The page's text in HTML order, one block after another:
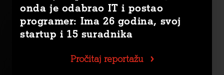
onda je odabrao IT i postao
programer: Ima 26 godina, svoj
startup i 15 suradnika
Pročitaj reportažu